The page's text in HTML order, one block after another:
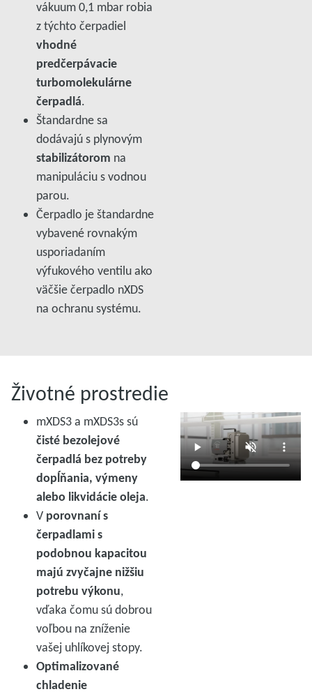
vákuum 0,1 mbar robia
z týchto čerpadiel
vhodné
predčerpávacie
turbomolekulárne
čerpadlá.
Štandardne sa
dodávajú s plynovým
stabilizátorom na
manipuláciu s vodnou
parou.
Čerpadlo je štandardne
vybavené rovnakým
usporiadaním
výfukového ventilu ako
väčšie čerpadlo nXDS
na ochranu systému.
Životné prostredie
mXDS3 a mXDS3s sú
čisté bezolejové
čerpadlá bez potreby
dopĺňania, výmeny
alebo likvidácie oleja.
V porovnaní s
čerpadlami s
podobnou kapacitou
majú zvyčajne nižšiu
potrebu výkonu,
vďaka čomu sú dobrou
voľbou na zníženie
vašej uhlíkovej stopy.
Optimalizované
chladenie